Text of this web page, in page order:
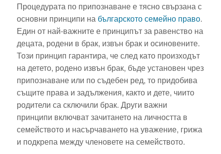
Процедурата по припознаване е тясно свързана с
основни принципи на българското семейно право.
Един от най-важните е принципът за равенство на
децата, родени в брак, извън брак и осиновените.
Този принцип гарантира, че след като произходът
на детето, родено извън брак, бъде установен чрез
припознаване или по съдебен ред, то придобива
същите права и задължения, както и дете, чиито
родители са сключили брак. Други важни
принципи включват зачитането на личността в
семейството и насърчаването на уважение, грижа
и подкрепа между членовете на семейството.